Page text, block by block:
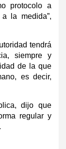
protocolo a
la medida”,
tendrá
siempre y
de la que
es decir,
dijo que
regular y